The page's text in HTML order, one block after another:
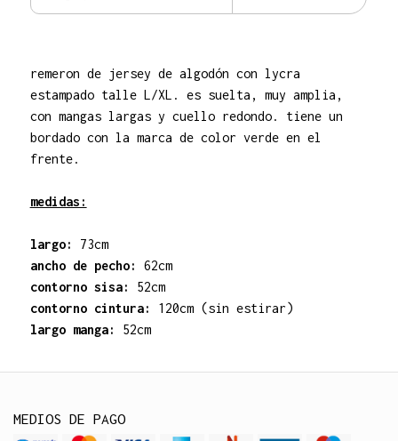
remeron de jersey de algodón con lycra
estampado talle L/XL. es suelta, muy amplia,
con mangas largas y cuello redondo. tiene un
bordado con la marca de color verde en el
frente.
medidas:
largo:
73cm
ancho de pecho:
62cm
contorno sisa:
52cm
contorno cintura:
120cm (sin estirar)
largo manga:
52cm
MEDIOS DE PAGO